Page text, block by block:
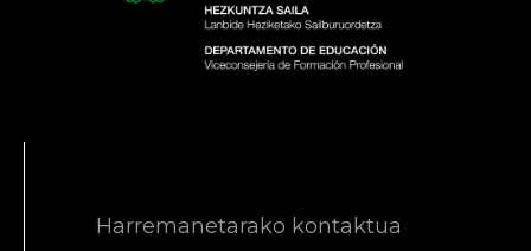
Harremanetarako kontaktua